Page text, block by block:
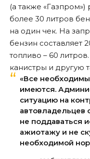
(а также
более 30 литров
на один чек. На
бензин составляет
топливо – 60
канистры и другую
«Все
имеются.
ситуацию на
автовладельцев
не поддаваться
ажиотажу и не
необходимой